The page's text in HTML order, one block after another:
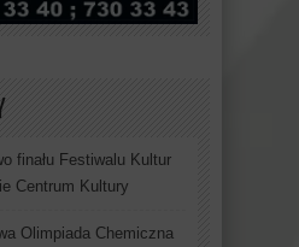
finału Festiwalu Kultur
Centrum Kultury
Olimpiada Chemiczna